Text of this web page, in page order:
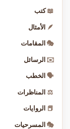
📖 كتب
🪶 الأمثال
🎭 المقامات
✉️ الرسائل
🗣️ الخطب
⚖️ المناظرات
📕 الروايات
🎭 المسرحيات